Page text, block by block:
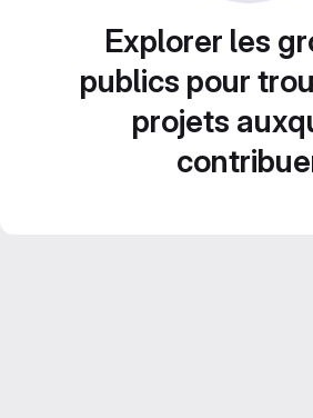
Explorer les
publics pour
projets